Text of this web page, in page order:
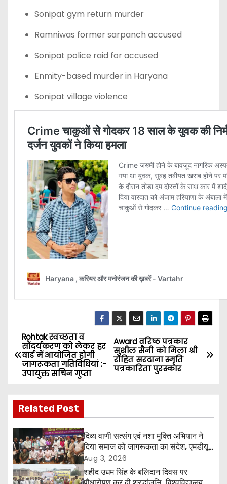
Sonipat gym return murder
Ramniwas former sarpanch accused
Sonipat police raid for accused
Enmity-based murder in Haryana
Sonipat village violence
P
o
t
n
a
v
Award वरिष्ठ पत्रकार
सुशील सैनी को मिला श्री
रोहित सरदाना स्मृति
पत्रकारिता पुरस्कार
Rohtak स्वच्छता व
सौंदर्यकरण को लेकर हर
वार्ड में आयोजित होगी
जागरूकता गतिविधियां :-
उपायुक्त सचिन गुप्ता
Related Post
दिव्य वाणी सत्संग एवं नशा मुक्ति अभियान ने
दिया समाज को जागरूकता का संदेश, एमडीयू
रोहतक में हजारों लोगों ने लिया संकल्प
Aug 3, 2026
शहीद उधम सिंह के बलिदान दिवस पर